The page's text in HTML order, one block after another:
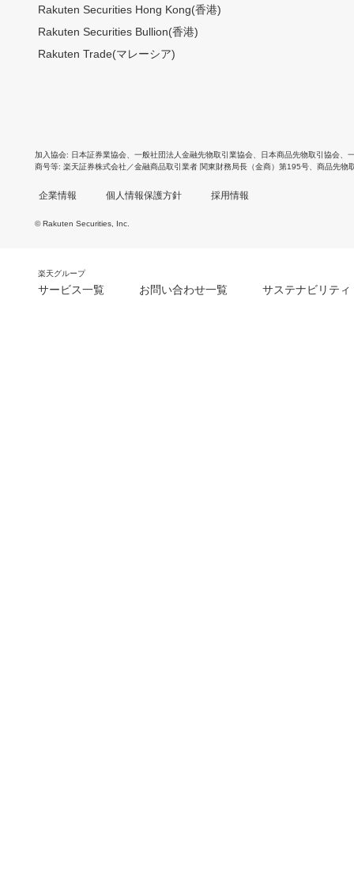
Rakuten Securities Hong Kong(香港)
Rakuten Securities Bullion(香港)
Rakuten Trade(マレーシア)
加入協会 日本証券業協会 一般社団法人金融先物取引業協会 日本商品先物取引協会
商号等 楽天証券株式会社／金融商品取引業者 関東財務局長（金商）第195号、商品先物
企業情報 個人情報保護方針 採用情報
© Rakuten Securities, Inc.
楽天グループ
サービス一覧 お問い合わせ一覧 サステナビリティ